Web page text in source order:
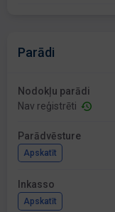
Parādi
Nodokļu parādi
Nav reģistrēti
Parādvēsture
Apskatīt
Inkasso
Apskatīt